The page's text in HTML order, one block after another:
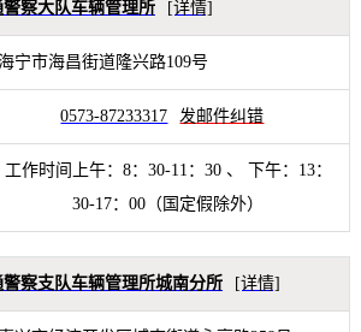
察大队车辆管理所 [详情]
宁市海昌街道隆兴路109号
0573-87233317 发邮件纠错
工作时间上午：8：30-11：30 、 下午：13：
30-17：00（国定假除外）
察支队车辆管理所城南分所 [详情]